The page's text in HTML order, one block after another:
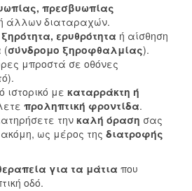
πρεσβυωπίας
άλλων διαταραχών.
ερυθρότητα ή αίσθηση
(σύνδρομο ξηροφθαλμίας).
μπροστά σε οθόνες
ιστορικό με καταρράκτη ή
προληπτική φροντίδα.
την καλή όραση σας
ως μέρος της διατροφής
για τα μάτια που
οδό.